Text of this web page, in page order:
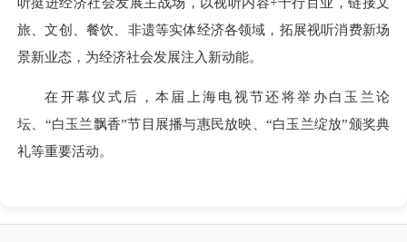
旅、文创、餐饮、非遗等实体经济各领域，拓展视听消费新场
景新业态，为经济社会发展注入新动能。
在开幕仪式后，本届上海电视节还将举办白玉兰论
坛、“白玉兰飘香”节目展播与惠民放映、“白玉兰绽放”颁奖典
礼等重要活动。